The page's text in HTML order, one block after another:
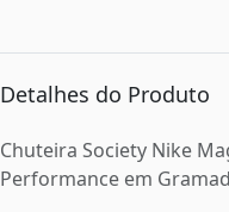
Detalhes do Produto
Chuteira Society Nike
Performance em